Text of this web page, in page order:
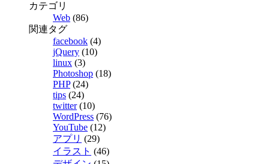
カテゴリ
Web (86)
関連タグ
facebook (4)
jQuery (10)
linux (3)
Photoshop (18)
PHP(24)
tips (24)
twitter(10)
WordPress (76)
YouTube (12)
アプリ (29)
イラスト (46)